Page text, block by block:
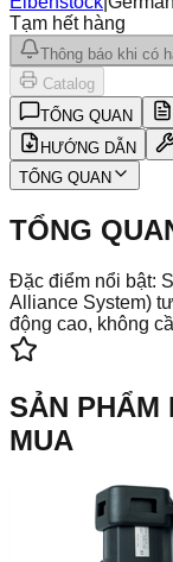
Tạm hết hàng
Thông báo khi có
Catalog
TỔNG QUAN
HƯỚNG DẪN
TỔNG QUAN
TỔNG
Đặc điểm nổi bật:
Alliance System)
động cao, không
SẢN PHẨM
MUA